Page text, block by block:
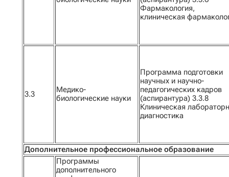
Фармакология,
клиническая
3.3
Медико-
биологические науки
Программа подготовки
научных и научно-
педагогических кадров
(аспирантура) 3.3.8
Клиническая
диагностика
Дополнительное профессиональное образование
Программы
дополнительного